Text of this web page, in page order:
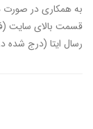
به همکاری در صورت
قسمت بالای سایت
رسال ایتا (درج شده